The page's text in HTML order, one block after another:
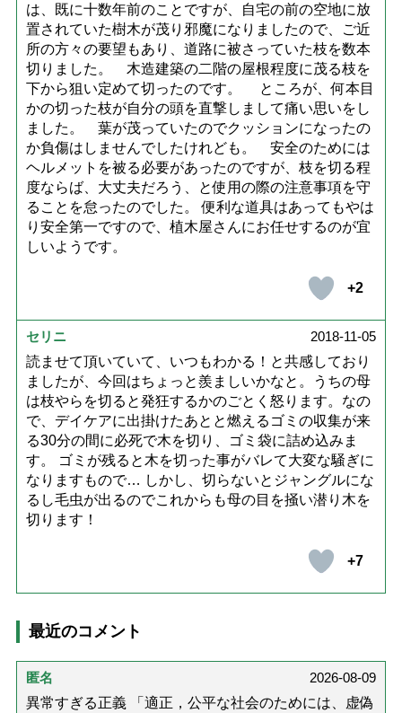
は、既に十数年前のことですが、自宅の前の空地に放
置されていた樹木が茂り邪魔になりましたので、ご近
所の方々の要望もあり、道路に被さっていた枝を数本
切りました。 木造建築の二階の屋根程度に茂る枝を
下から狙い定めて切ったのです。 ところが、何本目
かの切った枝が自分の頭を直撃しまして痛い思いをし
ました。 葉が茂っていたのでクッションになったの
か負傷はしませんでしたけれども。 安全のためには
ヘルメットを被る必要があったのですが、枝を切る程
度ならば、大丈夫だろう、と使用の際の注意事項を守
ることを怠ったのでした。 便利な道具はあってもやは
り安全第一ですので、植木屋さんにお任せするのが宜
しいようです。
+2
セリニ
2018-11-05
読ませて頂いていて、いつもわかる！と共感しており
ましたが、今回はちょっと羨ましいかなと。うちの母
は枝やらを切ると発狂するかのごとく怒ります。なの
で、デイケアに出掛けたあとと燃えるゴミの収集が来
る30分の間に必死で木を切り、ゴミ袋に詰め込みま
す。 ゴミが残ると木を切った事がバレて大変な騒ぎに
なりますもので… しかし、切らないとジャングルにな
るし毛虫が出るのでこれからも母の目を掻い潜り木を
切ります！
+7
最近のコメント
匿名
2026-08-09
異常すぎる正義 「適正，公平な社会のためには、虚偽